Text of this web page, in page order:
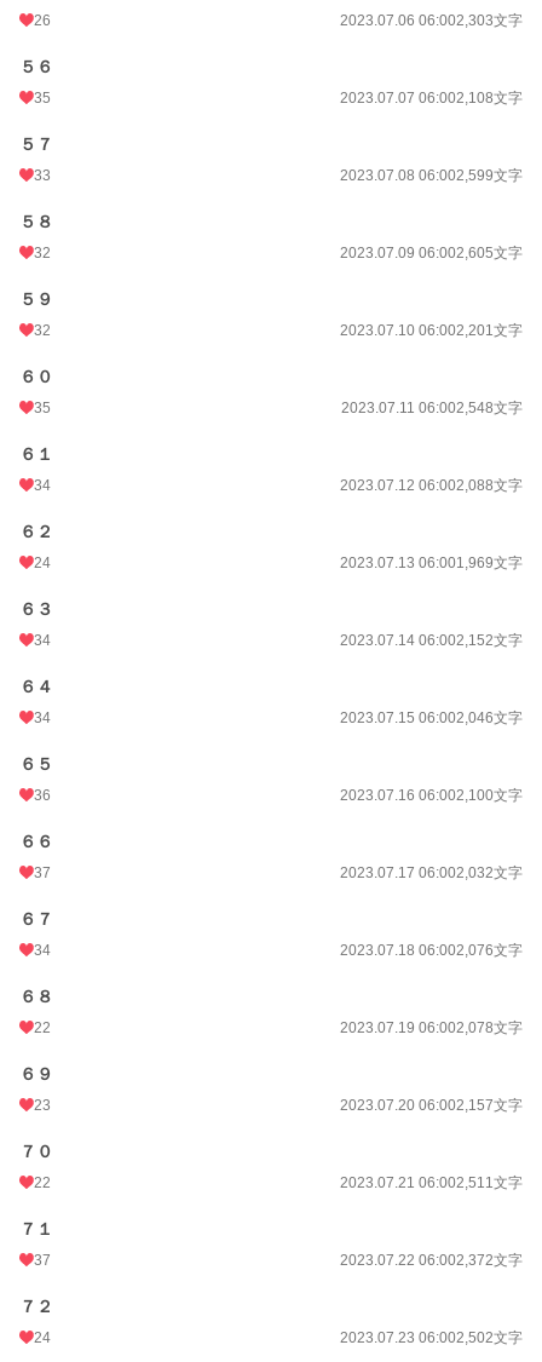
26 2023.07.06 06:002,303文字
５６
35 2023.07.07 06:002,108文字
５７
33 2023.07.08 06:002,599文字
５８
32 2023.07.09 06:002,605文字
５９
32 2023.07.10 06:002,201文字
６０
35 2023.07.11 06:002,548文字
６１
34 2023.07.12 06:002,088文字
６２
24 2023.07.13 06:001,969文字
６３
34 2023.07.14 06:002,152文字
６４
34 2023.07.15 06:002,046文字
６５
36 2023.07.16 06:002,100文字
６６
37 2023.07.17 06:002,032文字
６７
34 2023.07.18 06:002,076文字
６８
22 2023.07.19 06:002,078文字
６９
23 2023.07.20 06:002,157文字
７０
22 2023.07.21 06:002,511文字
７１
37 2023.07.22 06:002,372文字
７２
24 2023.07.23 06:002,502文字